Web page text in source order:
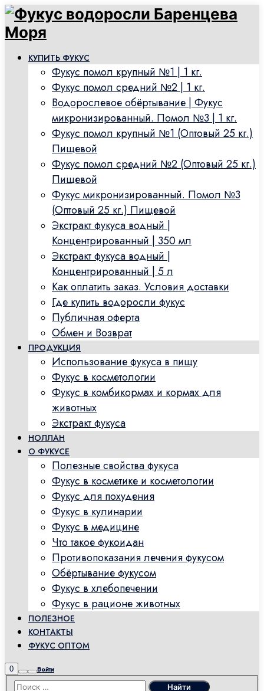
КУПИТЬ ФУКУС
Фукус помол крупный №1 | 1 кг.
Фукус помол средний №2 | 1 кг.
Водорослевое обёртывание | Фукус
микронизированный. Помол №3 | 1 кг.
Фукус помол крупный №1 (Оптовый 25 кг.)
Пищевой
Фукус помол средний №2 (Оптовый 25 кг.)
Пищевой
Фукус микронизированный. Помол №3
(Оптовый 25 кг.) Пищевой
Экстракт фукуса водный |
Концентрированный | 350 мл
Экстракт фукуса водный |
Концентрированный | 5 л
Как оплатить заказ. Условия доставки
Где купить водоросли фукус
Публичная оферта
Обмен и Возврат
ПРОДУКЦИЯ
Использование фукуса в пищу
Фукус в косметологии
Фукус в комбикормах и кормах для
животных
Экстракт фукуса
НОЛЛАН
О ФУКУСЕ
Полезные свойства фукуса
Фукус в косметике и косметологии
Фукус для похудения
Фукус в кулинарии
Фукус в медицине
Что такое фукоидан
Противопоказания лечения фукусом
Обёртывание фукусом
Фукус в хлебопечении
Фукус в рационе животных
ПОЛЕЗНОЕ
КОНТАКТЫ
ФУКУС ОПТОМ
0Боковая
панель
магазина
НайтиГлавное
меню
Войти